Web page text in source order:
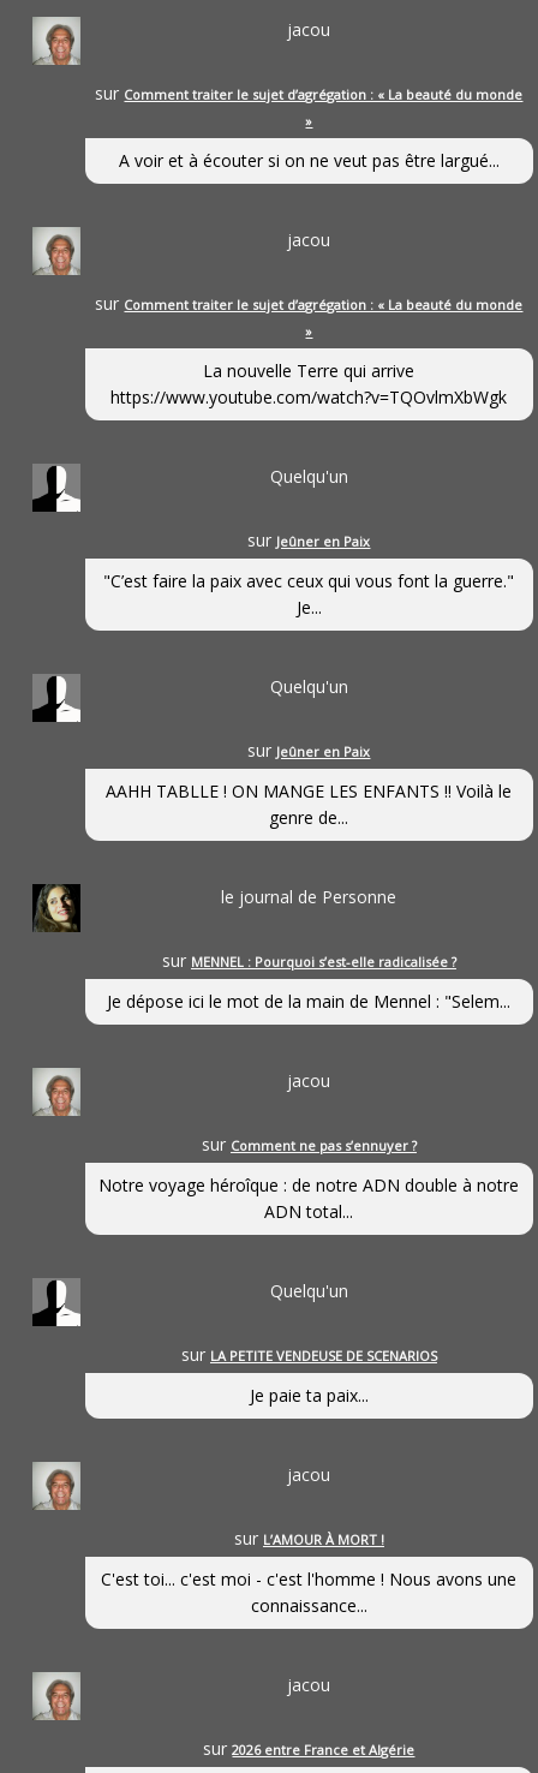
jacou
sur Comment traiter le sujet d’agrégation : « La beauté du monde
»
A voir et à écouter si on ne veut pas être largué...
jacou
sur Comment traiter le sujet d’agrégation : « La beauté du monde
»
La nouvelle Terre qui arrive
https://www.youtube.com/watch?v=TQOvlmXbWgk
Quelqu'un
sur Jeûner en Paix
"C’est faire la paix avec ceux qui vous font la guerre."
Je...
Quelqu'un
sur Jeûner en Paix
AAHH TABLLE ! ON MANGE LES ENFANTS !! Voilà le
genre de...
le journal de Personne
sur MENNEL : Pourquoi s’est-elle radicalisée ?
Je dépose ici le mot de la main de Mennel : "Selem...
jacou
sur Comment ne pas s’ennuyer ?
Notre voyage héroîque : de notre ADN double à notre
ADN total...
Quelqu'un
sur LA PETITE VENDEUSE DE SCENARIOS
Je paie ta paix...
jacou
sur L’AMOUR À MORT !
C'est toi... c'est moi - c'est l'homme ! Nous avons une
connaissance...
jacou
sur2026 entre France et Algérie